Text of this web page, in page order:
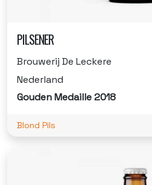
PILSENER
Brouwerij De Leckere
Nederland
Gouden Medaille 2018
Blond Pils